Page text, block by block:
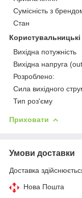
Сумісність з
Стан
Вихідна потужність
Вихідна напруга
Розроблено:
Сила вихідного
Тип роз'єму
Приховати
Умови доставки
Доставка
Нова Пошта